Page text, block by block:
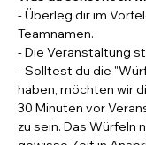
- Überleg dir im
Teamnamen.
- Die Veranstaltung
- Solltest du die
haben, möchten wir
30 Minuten vor
zu sein. Das Würfeln